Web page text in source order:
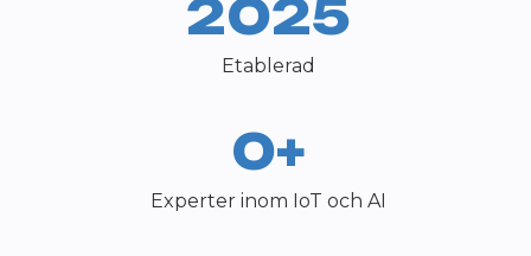
2025
Etablerad
0+
Experter inom IoT och AI